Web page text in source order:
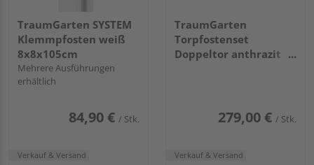
TraumGarten SYSTEM
Klemmpfosten weiß
8x8x105cm
Mehrere Ausführungen
erhältlich
84,90 € / Stk.
Verkauf & Versand
TraumGarten
Torpfostenset
Doppeltor anthrazit
279,00 € / Stk.
Verkauf & Versand